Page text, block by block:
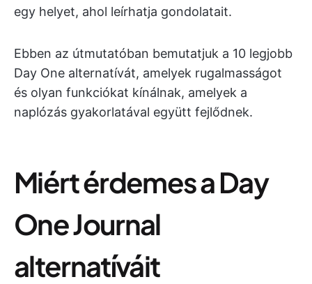
egy helyet, ahol leírhatja gondolatait.
Ebben az útmutatóban bemutatjuk a 10 legjobb
Day One alternatívát, amelyek rugalmasságot
és olyan funkciókat kínálnak, amelyek a
naplózás gyakorlatával együtt fejlődnek.
Miért érdemes a Day
One Journal
alternatíváit